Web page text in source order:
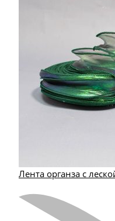
Лента органза с